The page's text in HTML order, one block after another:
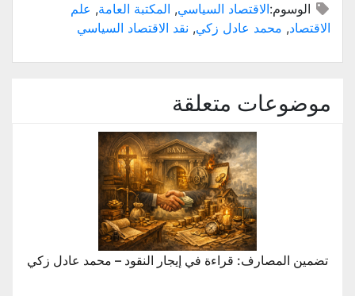
نافذة
جديدة)
نافذة
جديدة)
نافذة
جديدة)
نافذة
جديدة)
نافذة
جديدة)
إلى
صديق
(فتح
جديدة)
الوسوم:الاقتصاد السياسي, المكتبة العامة, علم
الاقتصاد, محمد عادل زكي, نقد الاقتصاد السياسي
موضوعات متعلقة
تضمين المصارف: قراءة في إيجار النقود – محمد عادل زكي